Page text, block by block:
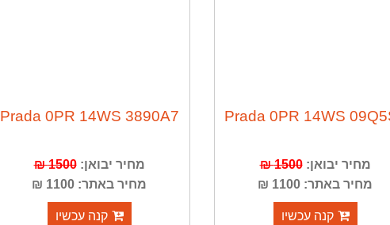
Prada 0PR 14WS
מחיר יבואן:1500 ₪
מחיר באתר: 1100 ₪
קנה עכשיו
Prada 0PR 14WS 3890A7
מחיר יבואן:1500 ₪
מחיר באתר: 1100 ₪
קנה עכשיו